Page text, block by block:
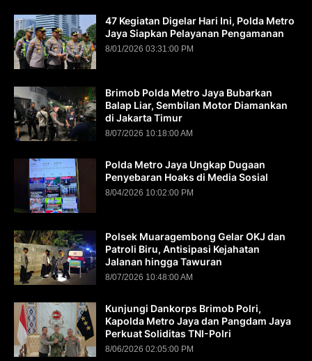
47 Kegiatan Digelar Hari Ini, Polda Metro
Jaya Siapkan Pelayanan Pengamanan
8/01/2026 03:31:00 PM
Brimob Polda Metro Jaya Bubarkan
Balap Liar, Sembilan Motor Diamankan
di Jakarta Timur
8/07/2026 10:18:00 AM
Polda Metro Jaya Ungkap Dugaan
Penyebaran Hoaks di Media Sosial
8/04/2026 10:02:00 PM
Polsek Muaragembong Gelar OKJ dan
Patroli Biru, Antisipasi Kejahatan
Jalanan hingga Tawuran
8/07/2026 10:48:00 AM
Kunjungi Dankorps Brimob Polri,
Kapolda Metro Jaya dan Pangdam Jaya
Perkuat Soliditas TNI-Polri
8/06/2026 02:05:00 PM